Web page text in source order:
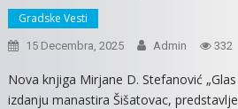
Gradske Vesti
15 Decembra, 2025 Admin 332
Nova knjiga Mirjane D. Stefanović
izdanju manastira Šišatovac,